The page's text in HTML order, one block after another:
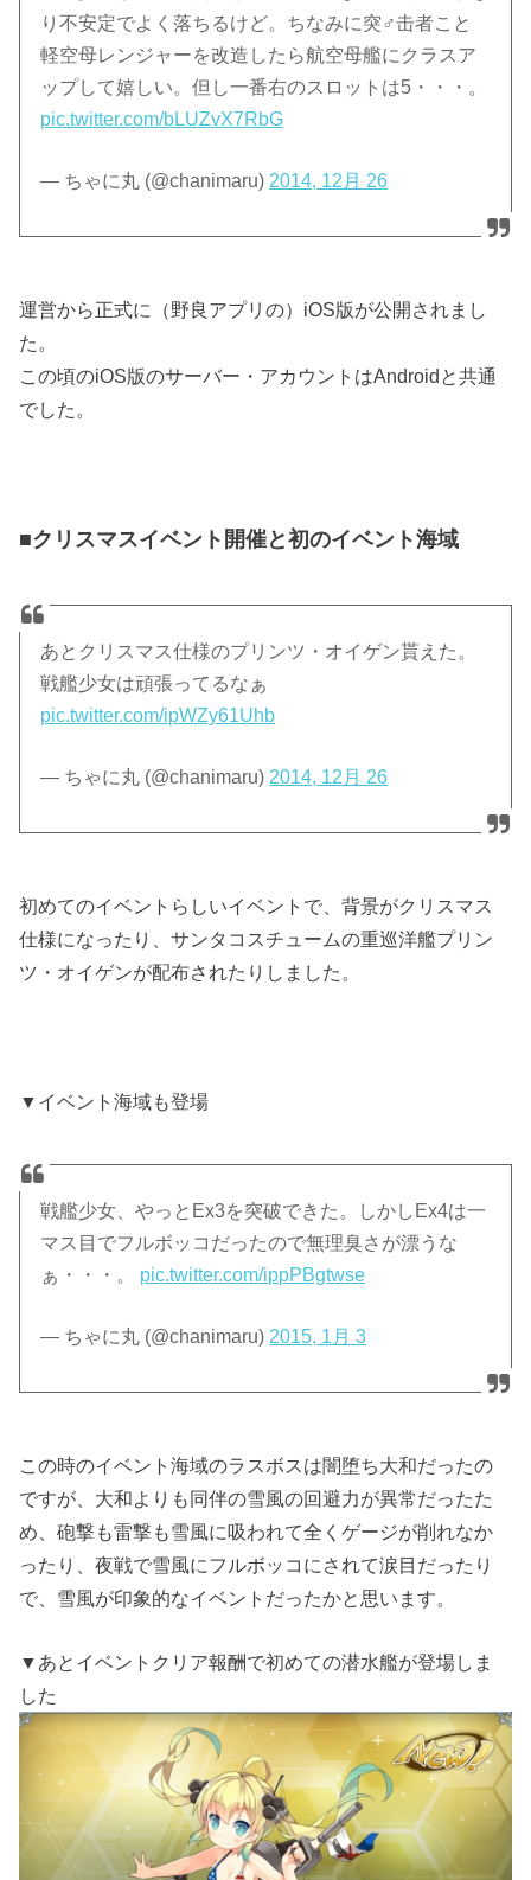
り不安定でよく落ちるけど。ちなみに突♂击者こと
軽空母レンジャーを改造したら航空母艦にクラスア
ップして嬉しい。但し一番右のスロットは5・・・。
pic.twitter.com/bLUZvX7RbG
— ちゃに丸 (@chanimaru) 2014, 12月 26
運営から正式に（野良アプリの）iOS版が公開されまし
た。
この頃のiOS版のサーバー・アカウントはAndroidと共通
でした。
■クリスマスイベント開催と初のイベント海域
あとクリスマス仕様のプリンツ・オイゲン貰えた。
戦艦少女は頑張ってるなぁ
pic.twitter.com/ipWZy61Uhb
— ちゃに丸 (@chanimaru) 2014, 12月 26
初めてのイベントらしいイベントで、背景がクリスマス
仕様になったり、サンタコスチュームの重巡洋艦プリン
ツ・オイゲンが配布されたりしました。
▼イベント海域も登場
戦艦少女、やっとEx3を突破できた。しかしEx4は一
マス目でフルボッコだったので無理臭さが漂うな
ぁ・・・。 pic.twitter.com/ippPBgtwse
— ちゃに丸 (@chanimaru) 2015, 1月 3
この時のイベント海域のラスボスは闇堕ち大和だったの
ですが、大和よりも同伴の雪風の回避力が異常だったた
め、砲撃も雷撃も雪風に吸われて全くゲージが削れなか
ったり、夜戦で雪風にフルボッコにされて涙目だったり
で、雪風が印象的なイベントだったかと思います。
▼あとイベントクリア報酬で初めての潜水艦が登場しま
した